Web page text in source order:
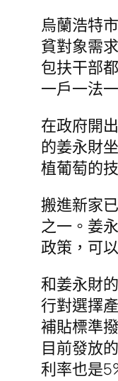
烏蘭浩特
貧對象需
包扶干部
一戶一法
在政府開
的姜永財
植葡萄的
搬進新家
之一。姜
政策，可
和姜永財
行對選擇
補貼標準
目前發放
利率也是